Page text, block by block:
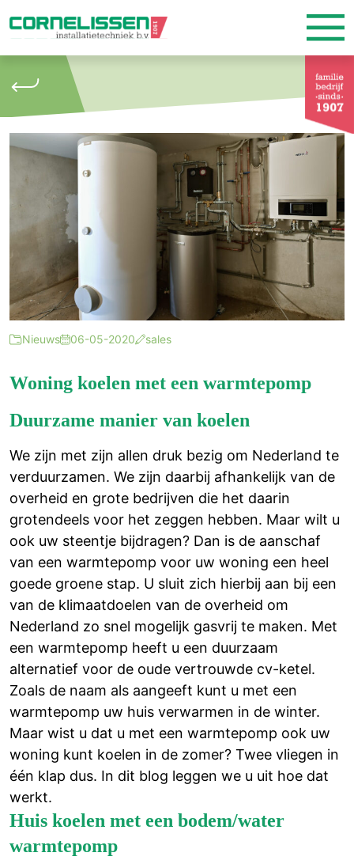
Nieuws 06-05-2020 sales
Woning koelen met een warmtepomp
Duurzame manier van koelen
We zijn met zijn allen druk bezig om Nederland te
verduurzamen. We zijn daarbij afhankelijk van de
overheid en grote bedrijven die het daarin
grotendeels voor het zeggen hebben. Maar wilt u
ook uw steentje bijdragen? Dan is de aanschaf
van een warmtepomp voor uw woning een heel
goede groene stap. U sluit zich hierbij aan bij een
van de klimaatdoelen van de overheid om
Nederland zo snel mogelijk gasvrij te maken. Met
een warmtepomp heeft u een duurzaam
alternatief voor de oude vertrouwde cv-ketel.
Zoals de naam als aangeeft kunt u met een
warmtepomp uw huis verwarmen in de winter.
Maar wist u dat u met een warmtepomp ook uw
woning kunt koelen in de zomer? Twee vliegen in
één klap dus. In dit blog leggen we u uit hoe dat
werkt.
Huis koelen met een bodem/water
warmtepomp